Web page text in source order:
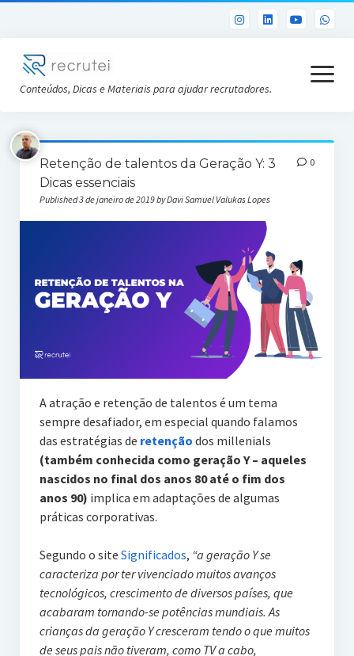
Conteúdos, Dicas e Materiais para ajudar recrutadores.
open
menu
Já sou Cliente
Conheça a Recrutei
Cursos RH gratuitos
Retenção de talentos da Geração Y: 3
Dicas essenciais
Published 3 de janeiro de 2019 by Davi Samuel Valukas Lopes
0
A atração e retenção de talentos é um tema
sempre desafiador, em especial quando falamos
das estratégias de retenção dos millenials
(também conhecida como geração Y – aqueles
nascidos no final dos anos 80 até o fim dos
anos 90) implica em adaptações de algumas
práticas corporativas.
Segundo o site Significados, “a geração Y se
caracteriza por ter vivenciado muitos avanços
tecnológicos, crescimento de diversos países, que
acabaram tornando-se potências mundiais. As
crianças da geração Y cresceram tendo o que muitos
de seus pais não tiveram, como TV a cabo,